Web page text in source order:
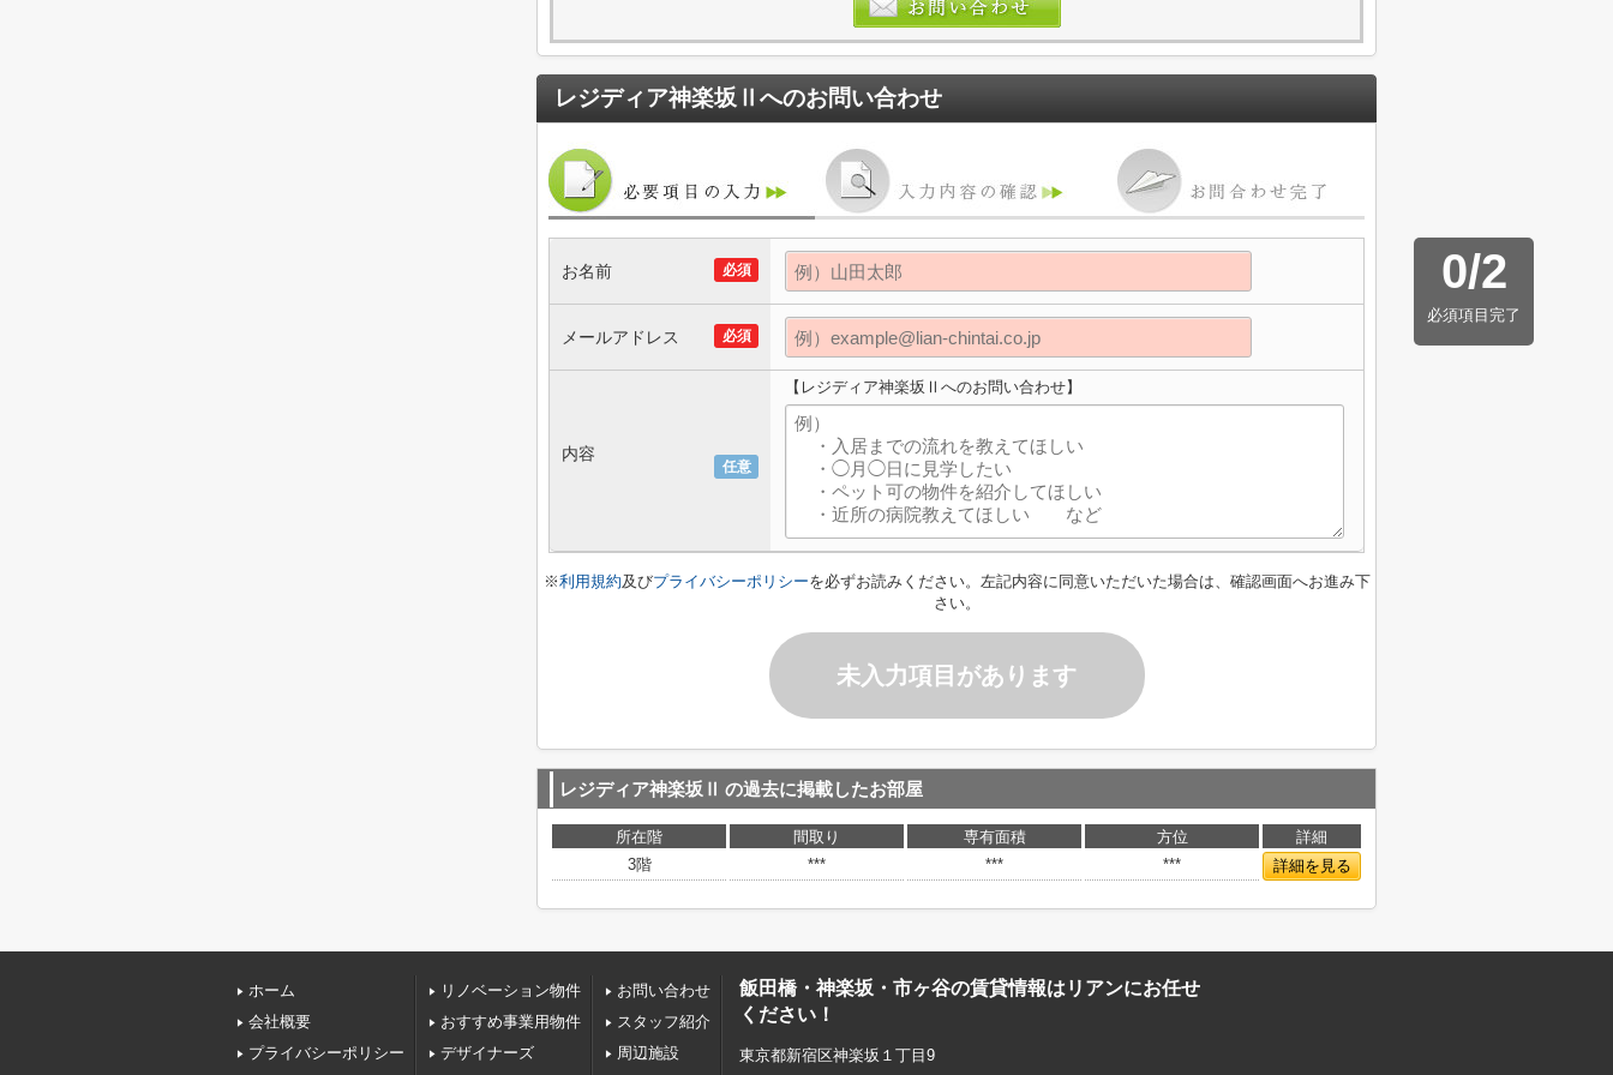
レジディア神楽坂Ⅱ へのお問い合わせ
0/2
必須項目完了
必須
お名前
必須
メールアドレス
任意
内容
【レジディア神楽坂Ⅱへのお問い合わせ】
※利用規約及びプライバシーポリシーを必ずお読みください。左記内容に同意いただいた場合は、確認画面へお進み下
さい。
未入力項目があります
レジディア神楽坂Ⅱ の過去に掲載したお部屋
所在階 間取り 専有面積 方位
詳細
3階
*** *** *** 詳細を見る
ホーム
会社概要
プライバシーポリシー
リノベーション物件
おすすめ事業用物件
デザイナーズ
お問い合わせ
スタッフ紹介
周辺施設
飯田橋・神楽坂・市ヶ谷の賃貸情報はリアンにお任せ
ください！
東京都新宿区神楽坂１丁目9